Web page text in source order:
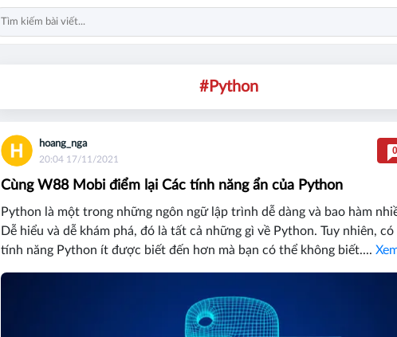
#Python
hoang_nga
20:04 17/11/2021
0
Cùng W88 Mobi điểm lại Các tính năng ẩn của Python
Python là một trong những ngôn ngữ lập trình dễ dàng và bao hàm
Dễ hiểu và dễ khám phá, đó là tất cả những gì về Python. Tuy nhiên,
tính năng Python ít được biết đến hơn mà bạn có thể không biết....